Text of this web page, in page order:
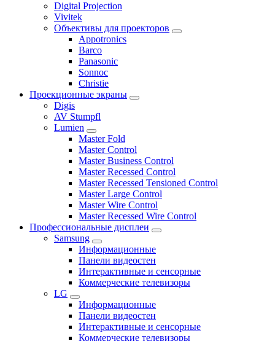
Digital Projection
Vivitek
Объективы для проекторов
Appotronics
Barco
Panasonic
Sonnoc
Сhristie
Проекционные экраны
Digis
AV Stumpfl
Lumien
Master Fold
Master Control
Master Business Control
Master Recessed Control
Master Recessed Tensioned Control
Master Large Control
Master Wire Control
Master Recessed Wire Control
Профессиональные дисплеи
Samsung
Информационные
Панели видеостен
Интерактивные и сенсорные
Коммерческие телевизоры
LG
Информационные
Панели видеостен
Интерактивные и сенсорные
Коммерческие телевизоры